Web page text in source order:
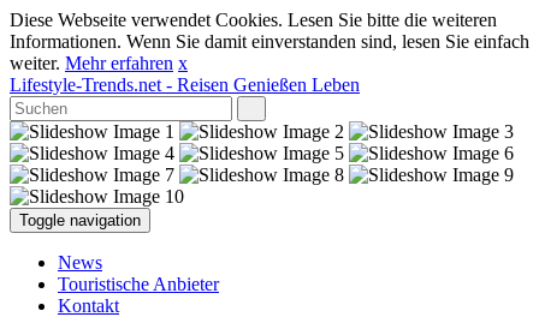
Diese Webseite verwendet Cookies. Lesen Sie bitte die weiteren
Informationen. Wenn Sie damit einverstanden sind, lesen Sie einfach
weiter. Mehr erfahren x
Lifestyle-Trends.net - Reisen Genießen Leben
Toggle navigation
News
Touristische Anbieter
Kontakt